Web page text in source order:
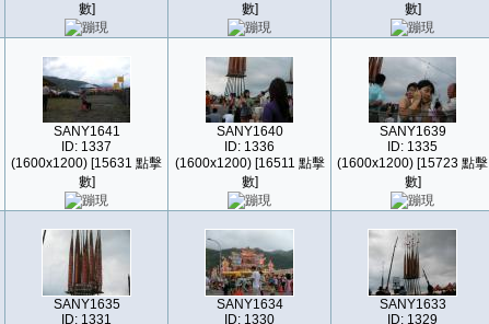
數]
數]
數]
SANY1641
ID: 1337
(1600x1200) [15631 點擊
數]
SANY1640
ID: 1336
(1600x1200) [16511 點擊
數]
SANY1639
ID: 1335
(1600x1200) [15723 點擊
數]
SANY1635
ID: 1331
SANY1634
ID: 1330
SANY1633
ID: 1329